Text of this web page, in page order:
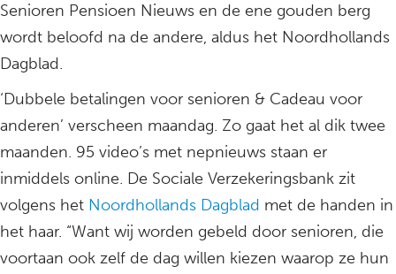
Senioren Pensioen Nieuws en de ene gouden berg
wordt beloofd na de andere, aldus het Noordhollands
Dagblad.
‘Dubbele betalingen voor senioren & Cadeau voor
anderen’ verscheen maandag. Zo gaat het al dik twee
maanden. 95 video’s met nepnieuws staan er
inmiddels online. De Sociale Verzekeringsbank zit
volgens het Noordhollands Dagblad met de handen in
het haar. “Want wij worden gebeld door senioren, die
voortaan ook zelf de dag willen kiezen waarop ze hun